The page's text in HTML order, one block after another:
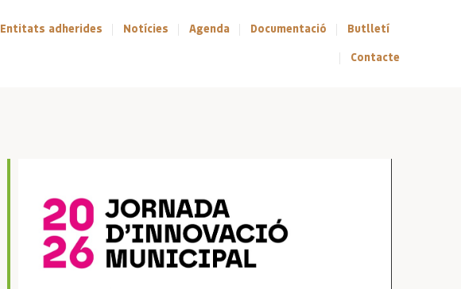
Entitats adherides Notícies Agenda Documentació Butlletí
Contacte